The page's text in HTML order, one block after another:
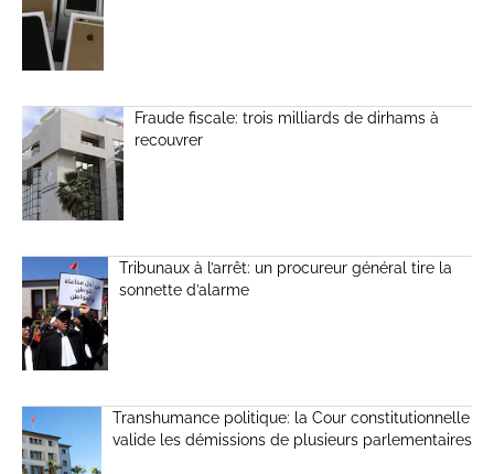
Fraude fiscale: trois milliards de dirhams à
recouvrer
Tribunaux à l’arrêt: un procureur général tire la
sonnette d’alarme
Transhumance politique: la Cour constitutionnelle
valide les démissions de plusieurs parlementaires